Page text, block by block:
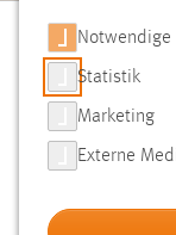
Hochschule Aktuelles
WEEK AN
WEIDEN
Notwendige
Statistik
Marketing
Externe